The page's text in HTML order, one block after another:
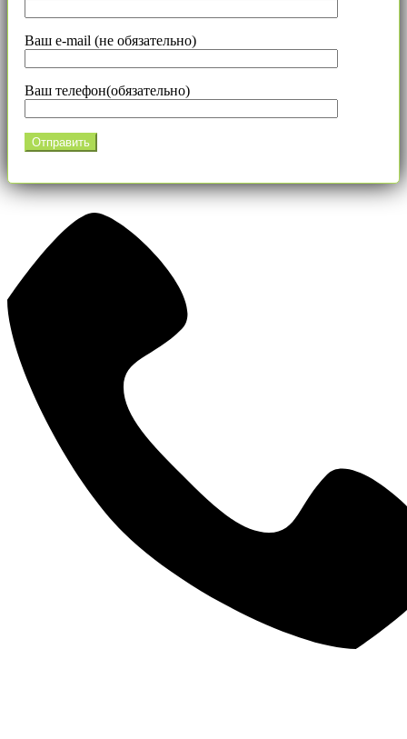
Ваш e-mail (не обязательно)
Ваш телефон(обязательно)